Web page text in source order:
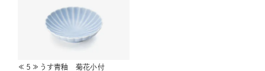
≪５≫うす青釉 菊花小付